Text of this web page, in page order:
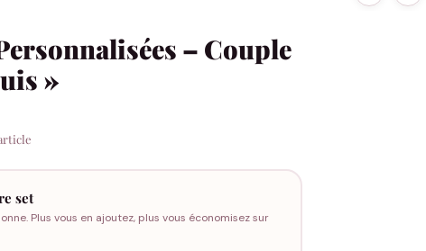
– Couple
»
set
Plus vous en ajoutez, plus vous économisez sur